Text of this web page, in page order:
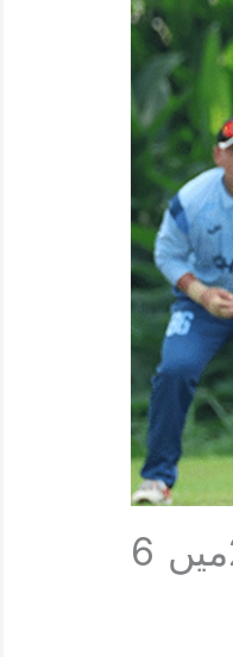
نیپالی کرکٹر کوشل بھرتیل نے چین کیخلاف ٹی 20میں 6